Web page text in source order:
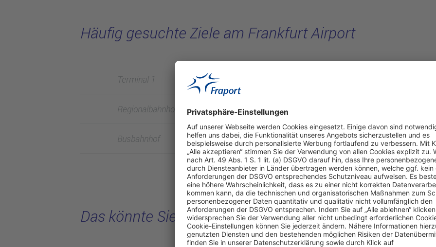
Häufig gesuchte Ziele am Frankfurt Airport
Terminal 1
Regionalbahnhof
Busbahnhof Raucher-Lounges
Das könnte Sie interessieren